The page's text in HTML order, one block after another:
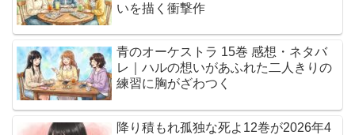
いを描く衝撃作
青のオーケストラ 15巻 感想・ネタバ
レ｜ハルの想いがあふれた二人きりの
練習に胸がざわつく
降り積もれ孤独な死よ12巻が2026年4